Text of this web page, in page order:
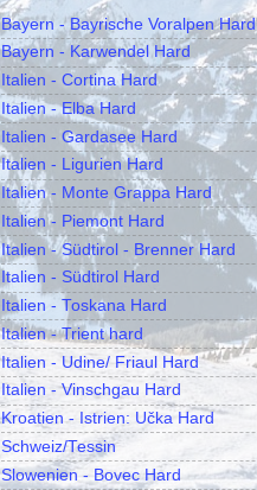
Bayern - Bayrische Voralpen Hard
Bayern - Karwendel Hard
Italien - Cortina Hard
Italien - Elba Hard
Italien - Gardasee Hard
Italien - Ligurien Hard
Italien - Monte Grappa Hard
Italien - Piemont Hard
Italien - Südtirol - Brenner Hard
Italien - Südtirol Hard
Italien - Toskana Hard
Italien - Trient hard
Italien - Udine/ Friaul Hard
Italien - Vinschgau Hard
Kroatien - Istrien: Učka Hard
Schweiz/Tessin
Slowenien - Bovec Hard